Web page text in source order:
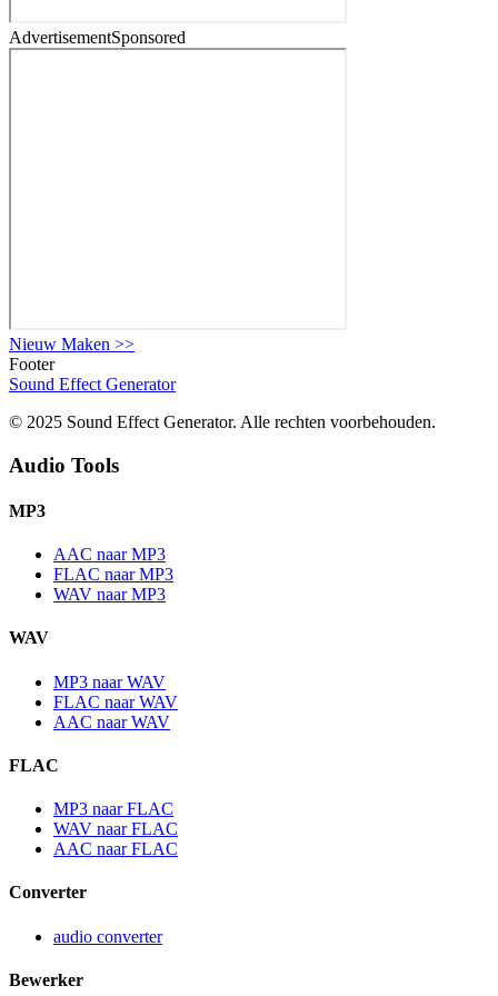
AdvertisementSponsored
Nieuw Maken >>
Footer
Sound Effect Generator
© 2025 Sound Effect Generator. Alle rechten voorbehouden.
Audio Tools
MP3
AAC naar MP3
FLAC naar MP3
WAV naar MP3
WAV
MP3 naar WAV
FLAC naar WAV
AAC naar WAV
FLAC
MP3 naar FLAC
WAV naar FLAC
AAC naar FLAC
Converter
audio converter
Bewerker